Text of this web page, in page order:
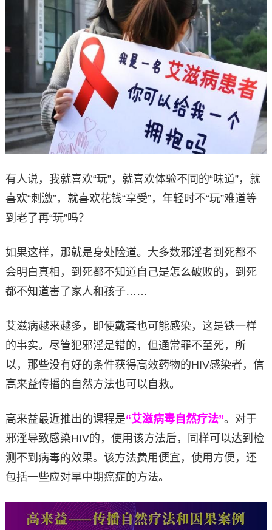
有人说，我就喜欢“玩”，就喜欢体验不同的“味道”，就
喜欢“刺激”，就喜欢花钱“享受”，年轻时不“玩”难道等
到老了再“玩”吗？
如果这样，那就是身处险道。大多数邪淫者到死都不
会明白真相，到死都不知道自己是怎么破败的，到死
都不知道害了家人和孩子……
艾滋病越来越多，即使戴套也可能感染，这是铁一样
的事实。尽管犯邪淫是错的，但通常罪不至死，所
以，那些没有好的条件获得高效药物的HIV感染者，信
高来益传播的自然方法也可以自救。
高来益最近推出的课程是“艾滋病毒自然疗法”。对于
邪淫导致感染HIV的，使用该方法后，同样可以达到检
测不到病毒的效果。该方法费用便宜，使用方便，还
包括一些应对早中期癌症的方法。